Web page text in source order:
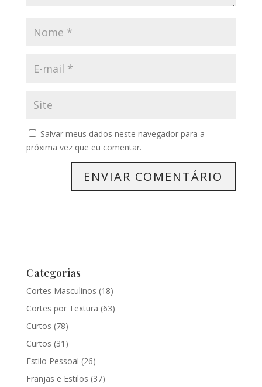
Salvar meus dados neste navegador para a
próxima vez que eu comentar.
Categorias
Cortes Masculinos (18)
Cortes por Textura (63)
Curtos (78)
Curtos (31)
Estilo Pessoal (26)
Franjas e Estilos (37)